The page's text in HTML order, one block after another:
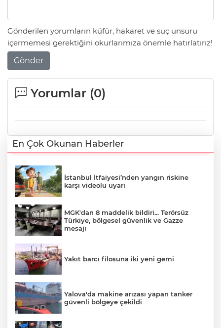
Gönderilen yorumların küfür, hakaret ve suç unsuru
içermemesi gerektiğini okurlarımıza önemle hatırlatırız!
Gönder
Yorumlar (0)
En Çok Okunan Haberler
İstanbul İtfaiyesi’nden yangın riskine
karşı videolu uyarı
MGK'dan 8 maddelik bildiri... Terörsüz
Türkiye, bölgesel güvenlik ve Gazze
mesajı
Yakıt barcı filosuna iki yeni gemi
Yalova'da makine arızası yapan tanker
güvenli bölgeye çekildi